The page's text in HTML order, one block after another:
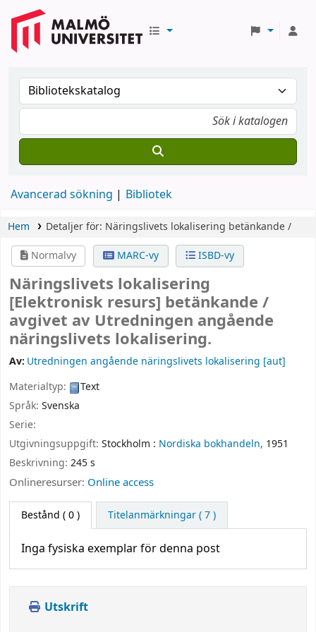
Avancerad sökning Bibliotek
Hem Detaljer för: Näringslivets lokalisering betänkande /
Normalvy
MARC-vy ISBD-vy
Näringslivets lokalisering
[Elektronisk resurs] betänkande /
avgivet av Utredningen angående
näringslivets lokalisering.
Av: Utredningen angående näringslivets lokalisering [aut]
Materialtyp:
Text
Språk: Svenska
Serie:
Utgivningsuppgift: Stockholm : Nordiska bokhandeln, 1951
Beskrivning: 245 s
Onlineresurser: Online access
Bestånd ( 0 ) Titelanmärkningar ( 7 )
Inga fysiska exemplar för denna post
Utskrift